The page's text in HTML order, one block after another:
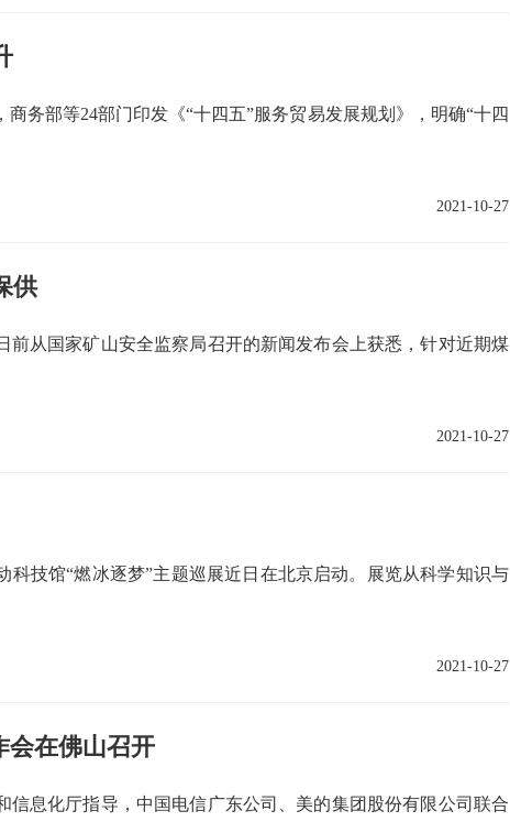
务部等24部门印发《“十四五”服务贸易发展规划》，明确“十四
2021-10-27
供
前从国家矿山安全监察局召开的新闻发布会上获悉，针对近期煤
2021-10-27
科技馆“燃冰逐梦”主题巡展近日在北京启动。展览从科学知识与
2021-10-27
会在佛山召开
信息化厅指导，中国电信广东公司、美的集团股份有限公司联合